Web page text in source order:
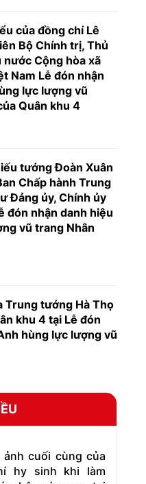
của đồng chí Lê
Bộ Chính trị, Thủ
Cộng hòa xã
Nam Lễ đón nhận
lực lượng vũ
Quân khu 4
tướng Đoàn Xuân
Chấp hành Trung
Đảng ủy, Chính ủy
đón nhận danh hiệu
vũ trang Nhân
Trung tướng Hà Thọ
khu 4 tại Lễ đón
hùng lực lượng vũ
ảnh cuối cùng của
hy sinh khi làm